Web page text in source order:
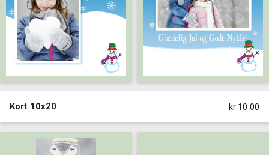
Kort 10x20 kr 10.00